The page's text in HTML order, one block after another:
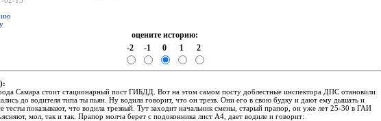
оцените историю:
-2
-1 0 1 2
Самара стоит стационарный пост ГИБДД. Вот на этом самом посту доблестные инспектора ДПС отановили
до водителя типа ты пьян. Ну водила говорит, что он трезв. Они его в свою будку и дают ему дышать и
тесты показывают, что водила трезвый. Тут заходит начальник смены, старый прапор, он уже лет 25-30 в ГАИ
мол, так и так. Прапор молча берет с подоконника лист А4, дает водиле и говорит: